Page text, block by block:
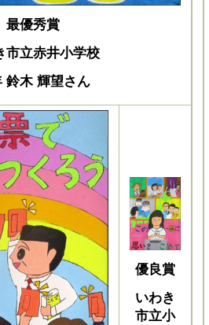
最優秀賞
市立赤井小学校
鈴木 輝望さん
優良賞
いわき
市立小